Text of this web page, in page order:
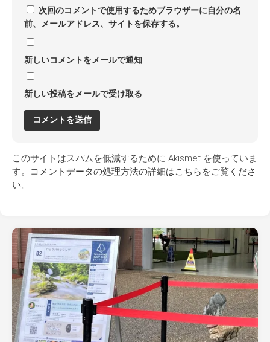
次回のコメントで使用するためブラウザーに自分の名
前、メールアドレス、サイトを保存する。
新しいコメントをメールで通知
新しい投稿をメールで受け取る
このサイトはスパムを低減するために Akismet を使っていま
す。
コメントデータの処理方法の詳細はこちらをご覧くださ
い。